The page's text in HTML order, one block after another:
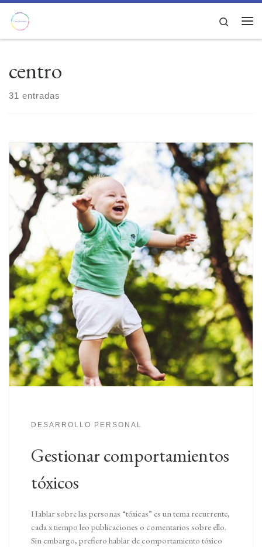
Saltar al contenido
Search
centro
31 entradas
DESARROLLO PERSONAL
Gestionar comportamientos
tóxicos
Hablar sobre las personas “tóxicas” es un tema recurrente,
cada x tiempo leo publicaciones o comentarios sobre ello.
Sin embargo, prefiero hablar de comportamiento tóxico